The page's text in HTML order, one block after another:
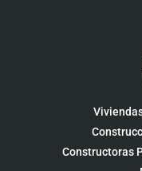
Constructoras